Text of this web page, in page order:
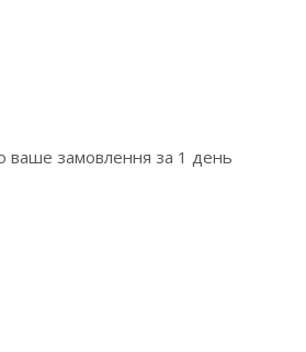
ваше замовлення за 1 день